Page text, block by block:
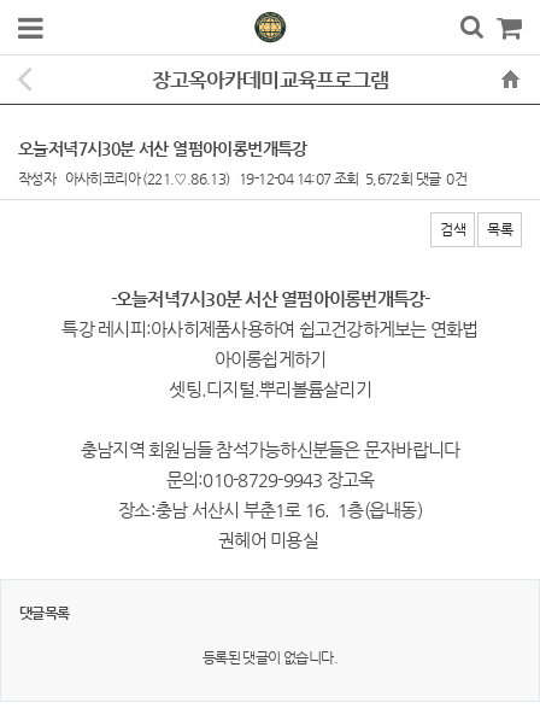
장고옥아카데미교육프로그램
오늘저녁7시30분 서산 열펌아이롱번개특강
작성자 아사히코리아(221.♡.86.13) 19-12-04 14:07조회 5,672회 댓글 0건
검색 목록
-오늘저녁7시30분 서산 열펌아이롱번개특강-
특강 레시피:아사히제품사용하여 쉽고건강하게보는 연화법
아이롱쉽게하기
셋팅.디지털.뿌리볼륨살리기
충남지역 회원님들 참석가능하신분들은 문자바랍니다
문의:010-8729-9943 장고옥
장소:충남 서산시 부춘1로 16. 1층(읍내동)
권헤어 미용실
댓글목록
등록된 댓글이 없습니다.